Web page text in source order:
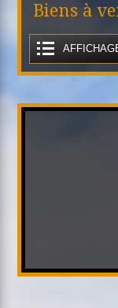
Biens à